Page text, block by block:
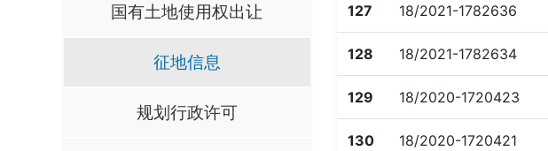
国有土地使用权出让
征地信息
规划行政许可
127 18/2021-1782636
128 18/2021-1782634
129 18/2020-1720423
130 18/2020-1720421